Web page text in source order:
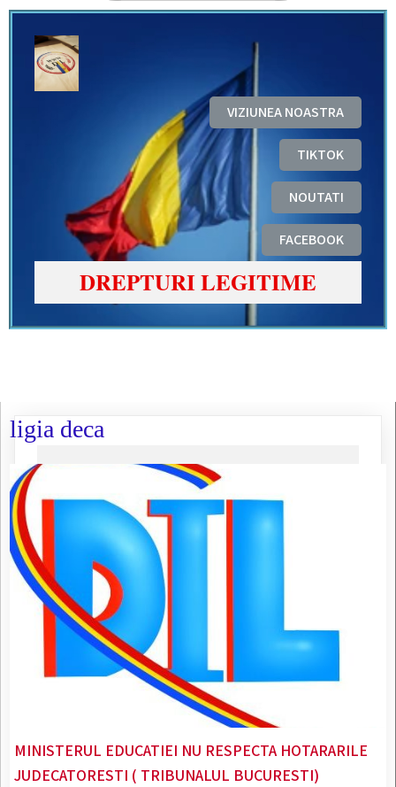
VIZIUNEA NOASTRA
TIKTOK
NOUTATI
FACEBOOK
DREPTURI LEGITIME
ligia deca
MINISTERUL EDUCATIEI NU RESPECTA HOTARARILE
JUDECATORESTI ( TRIBUNALUL BUCURESTI)